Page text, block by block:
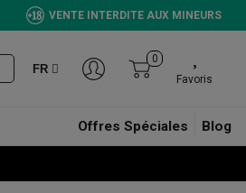
VENTE INTERDITE AUX MINEURS
FR
0
Favoris
Offres Spéciales Blog